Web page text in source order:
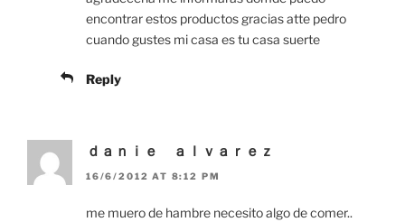
encontrar estos productos gracias atte pedro
cuando gustes mi casa es tu casa suerte
Reply
ｄａｎｉｅ ａｌｖａｒｅｚ
16/6/2012 AT 8:12 PM
me muero de hambre necesito algo de comer..